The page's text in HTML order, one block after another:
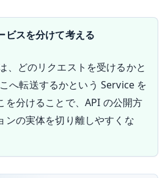
ビスを分けて考える
、どのリクエストを受けるかと
へ転送するかという Service を
を分けることで、API の公開方
ンの実体を切り離しやすくな